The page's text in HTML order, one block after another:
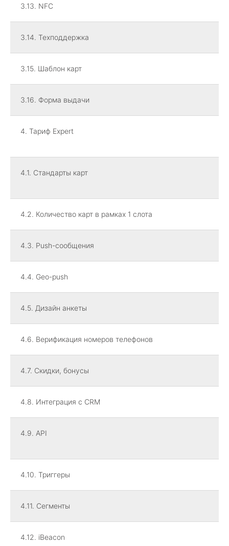
3.13. NFC
3.14. Техподдержка
3.15. Шаблон карт
3.16. Форма выдачи
4. Тариф Expert
4.1. Стандарты карт
4.2. Количество карт в рамках 1 слота
4.3. Push-сообщения
4.4. Geo-push
4.5. Дизайн анкеты
4.6. Верификация номеров телефонов
4.7. Скидки, бонусы
4.8. Интеграция с CRM
4.9. API
4.10. Триггеры
4.11. Сегменты
4.12. iBeacon